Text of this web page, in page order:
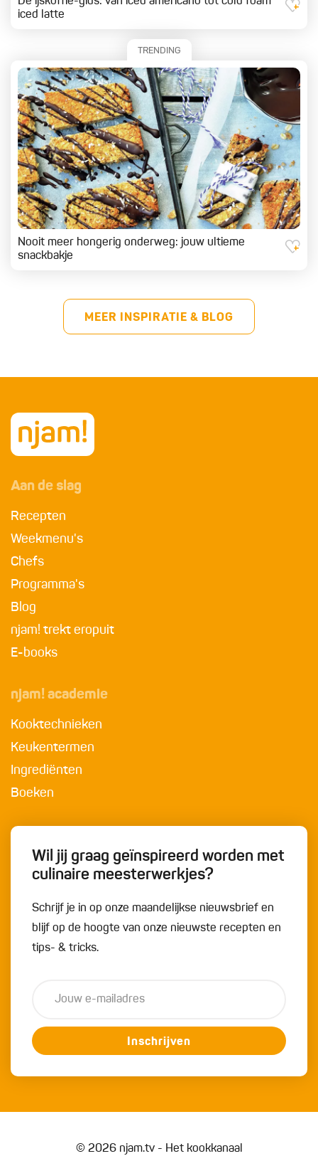
iced latte
TRENDING
Nooit meer hongerig onderweg: jouw ultieme
snackbakje
MEER INSPIRATIE & BLOG
Aan de slag
Recepten
Weekmenu's
Chefs
Programma's
Blog
njam! trekt eropuit
E-books
njam! academie
Kooktechnieken
Keukentermen
Ingrediënten
Boeken
Wil jij graag geïnspireerd worden met
culinaire meesterwerkjes?
Schrijf je in op onze maandelijkse nieuwsbrief en
blijf op de hoogte van onze nieuwste recepten en
tips- & tricks.
Inschrijven
© 2026 njam.tv - Het kookkanaal